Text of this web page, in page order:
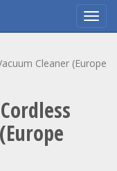
Cleaner (Europe